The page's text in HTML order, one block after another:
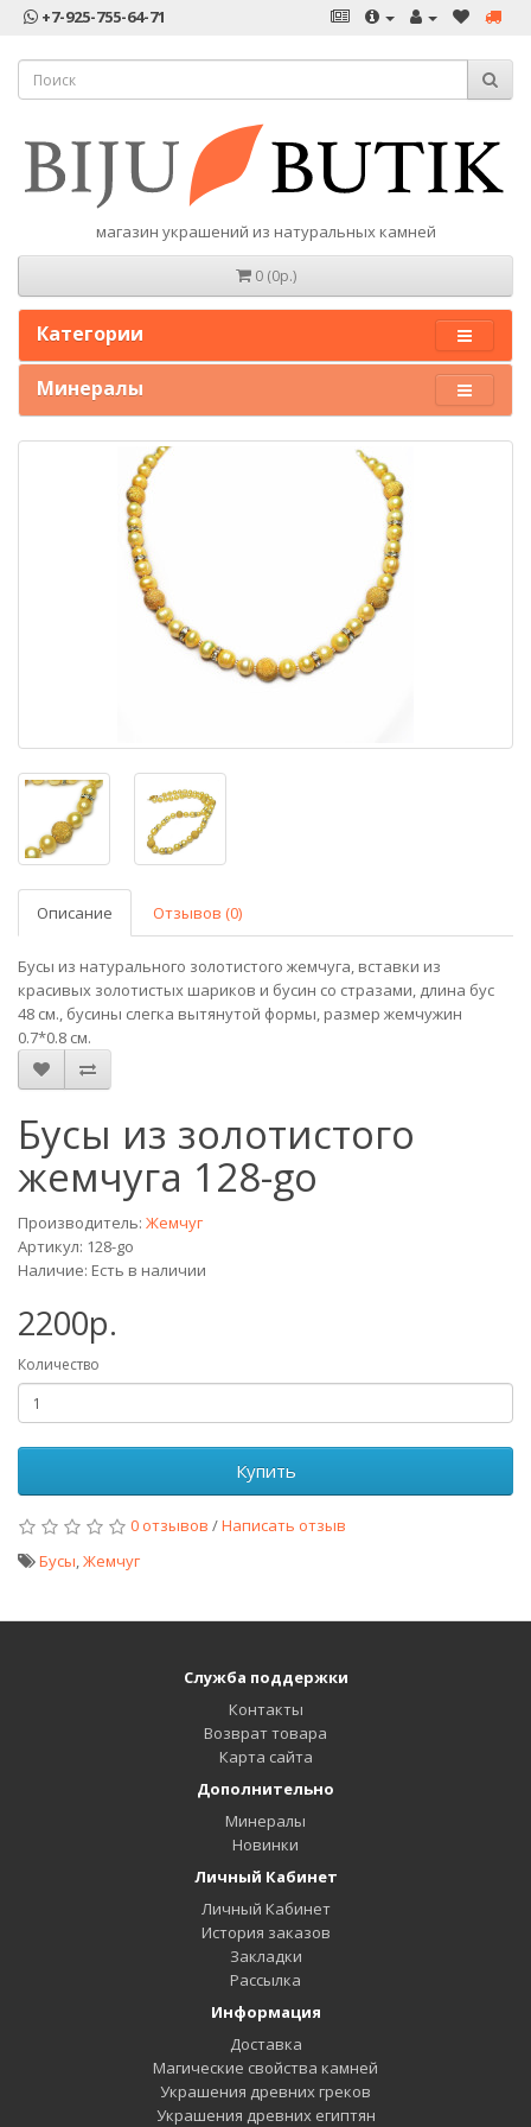
+7-925-755-64-71
магазин украшений из натуральных камней
0 (0р.)
Категории
Минералы
Описание Отзывов (0)
Бусы из натурального золотистого жемчуга, вставки из
красивых золотистых шариков и бусин со стразами, длина бус
48 см., бусины слегка вытянутой формы, размер жемчужин
0.7*0.8 см.
Бусы из золотистого
жемчуга 128-go
Производитель: Жемчуг
Артикул: 128-go
Наличие: Есть в наличии
2200р.
Количество
Купить
0 отзывов /Написать отзыв
Бусы,Жемчуг
Служба поддержки
Контакты
Возврат товара
Карта сайта
Дополнительно
Минералы
Новинки
Личный Кабинет
Личный Кабинет
История заказов
Закладки
Рассылка
Информация
Доставка
Магические свойства камней
Украшения древних греков
Украшения древних египтян